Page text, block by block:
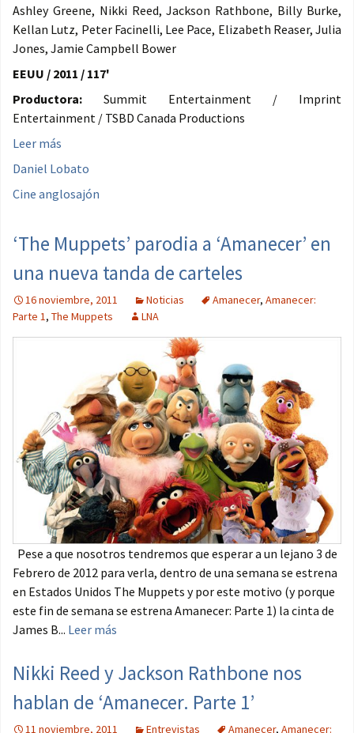
Ashley Greene, Nikki Reed, Jackson Rathbone, Billy Burke,
Kellan Lutz, Peter Facinelli, Lee Pace, Elizabeth Reaser, Julia
Jones, Jamie Campbell Bower
EEUU / 2011 / 117'
Productora: Summit Entertainment / Imprint
Entertainment / TSBD Canada Productions
Leer más
Daniel Lobato
Cine anglosajón
‘The Muppets’ parodia a ‘Amanecer’ en
una nueva tanda de carteles
16 noviembre, 2011 Noticias Amanecer, Amanecer:
Parte 1 , The Muppets LNA
Pese a que nosotros tendremos que esperar a un lejano 3 de
Febrero de 2012 para verla, dentro de una semana se estrena
en Estados Unidos The Muppets y por este motivo (y porque
este fin de semana se estrena Amanecer: Parte 1) la cinta de
James B... Leer más
Nikki Reed y Jackson Rathbone nos
hablan de ‘Amanecer. Parte 1’
11 noviembre, 2011 Entrevistas Amanecer, Amanecer: